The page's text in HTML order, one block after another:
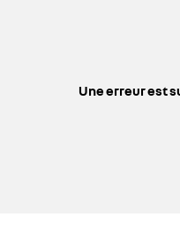
Une erreur est